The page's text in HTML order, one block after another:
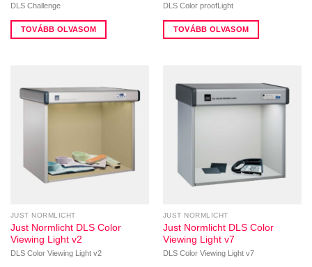
DLS Challenge
TOVÁBB OLVASOM
DLS Color proofLight
TOVÁBB OLVASOM
JUST NORMLICHT
Just Normlicht DLS Color
Viewing Light v2
DLS Color Viewing Light v2
JUST NORMLICHT
Just Normlicht DLS Color
Viewing Light v7
DLS Color Viewing Light v7